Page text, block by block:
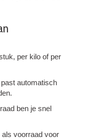
per kilo of per
automatisch
ben je snel
voorraad voor